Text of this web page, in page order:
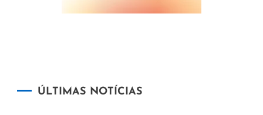
ÚLTIMAS NOTÍCIAS